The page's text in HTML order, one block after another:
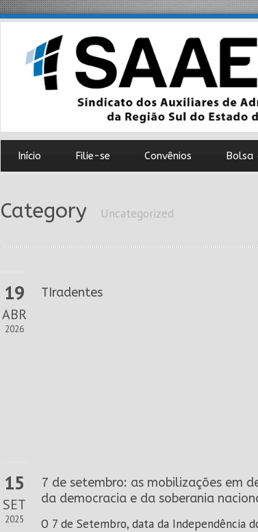
Início Filie-se Convênios Bolsa
Category Uncategorized
19
ABR
2026
TIradentes
15
SET
2025
7 de setembro: as mobilizações em
da democracia e da soberania
O 7 de Setembro, data da Independência